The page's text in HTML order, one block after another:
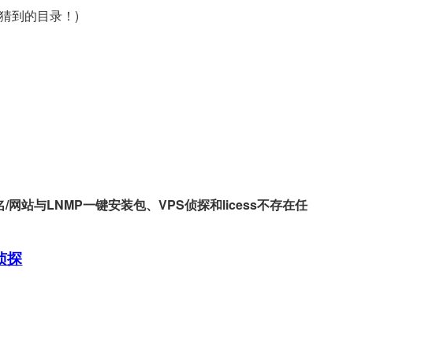
到的目录！)
网站与LNMP一键安装包、VPS侦探和licess不存在任
探